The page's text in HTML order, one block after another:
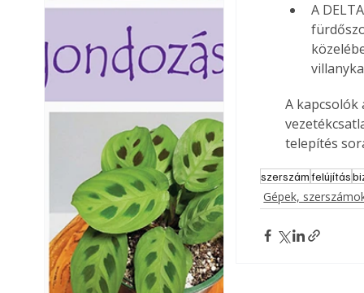
A
A kapcsolók
telepítés
szerszámfelújítás
Gépek,